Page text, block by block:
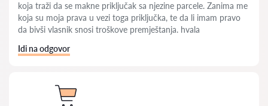
koja traži da se makne priključak sa njezine parcele. Zanima me
koja su moja prava u vezi toga priključka, te da li imam pravo
da bivši vlasnik snosi troškove premještanja. hvala
Idi na odgovor